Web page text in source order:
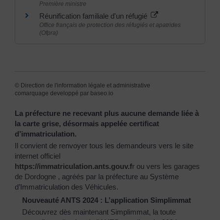
Première ministre
Réunification familiale d'un réfugié
Office français de protection des réfugiés et apatrides
(Ofpra)
© Direction de l'information légale et administrative
comarquage developpé par baseo.io
La préfecture ne recevant plus aucune demande liée à
la carte grise, désormais appelée certificat
d’immatriculation.
Il convient de renvoyer tous les demandeurs vers le site
internet officiel
https://immatriculation.ants.gouv.fr ou vers les garages
de Dordogne , agréés par la préfecture au Système
d’Immatriculation des Véhicules.
Nouveauté ANTS 2024 : L’application Simplimmat
Découvrez dès maintenant Simplimmat, la toute